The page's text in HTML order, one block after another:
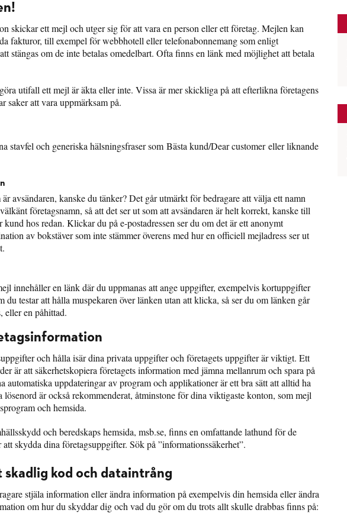
skickar ett mejl och utger sig för att vara en person eller ett företag. Mejlen kan
fakturor, till exempel för webbhotell eller telefonabonnemang som enligt
stängas om de inte betalas omedelbart. Ofta finns en länk med möjlighet att betala
utifall ett mejl är äkta eller inte. Vissa är mer skickliga på att efterlikna företagens
saker att vara uppmärksam på.
stavfel och generiska hälsningsfraser som Bästa kund/Dear customer eller liknande
avsändaren, kanske du tänker? Det går utmärkt för bedragare att välja ett namn
företagsnamn, så att det ser ut som att avsändaren är helt korrekt, kanske till
kund hos redan. Klickar du på e-postadressen ser du om det är ett anonymt
av bokstäver som inte stämmer överens med hur en officiell mejladress ser ut
innehåller en länk där du uppmanas att ange uppgifter, exempelvis kortuppgifter
du testar att hålla muspekaren över länken utan att klicka, så ser du om länken går
en påhittad.
och hålla isär dina privata uppgifter och företagets uppgifter är viktigt. Ett
är att säkerhetskopiera företagets information med jämna mellanrum och spara på
automatiska uppdateringar av program och applikationer är ett bra sätt att alltid ha
lösenord är också rekommenderat, åtminstone för dina viktigaste konton, som mejl
och hemsida.
och beredskaps hemsida, msb.se, finns en omfattande lathund för de
skydda dina företagsuppgifter. Sök på ”informationssäkerhet”.
skadlig kod och dataintrång
stjäla information eller ändra information på exempelvis din hemsida eller ändra
om hur du skyddar dig och vad du gör om du trots allt skulle drabbas finns på: